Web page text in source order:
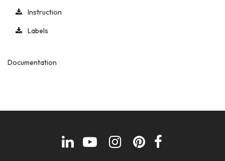
Instruction
Labels
Documentation